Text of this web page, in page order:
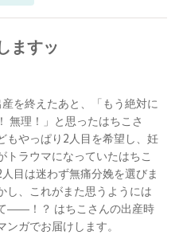
ますッ
を終えたあと、「もう絶対に
無理！」と思ったはちこさ
もやっぱり2人目を希望し、妊
トラウマになっていたはちこ
目は迷わず無痛分娩を選びま
し、これがまた思うようには
――！？ はちこさんの出産時
ンガでお届けします。